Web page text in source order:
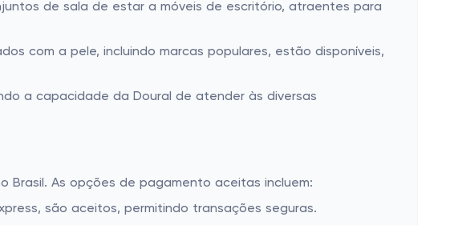
de sala de estar a móveis de escritório, atraentes para
com a pele, incluindo marcas populares, estão disponíveis,
a capacidade da Doural de atender às diversas
As opções de pagamento aceitas incluem:
são aceitos, permitindo transações seguras.